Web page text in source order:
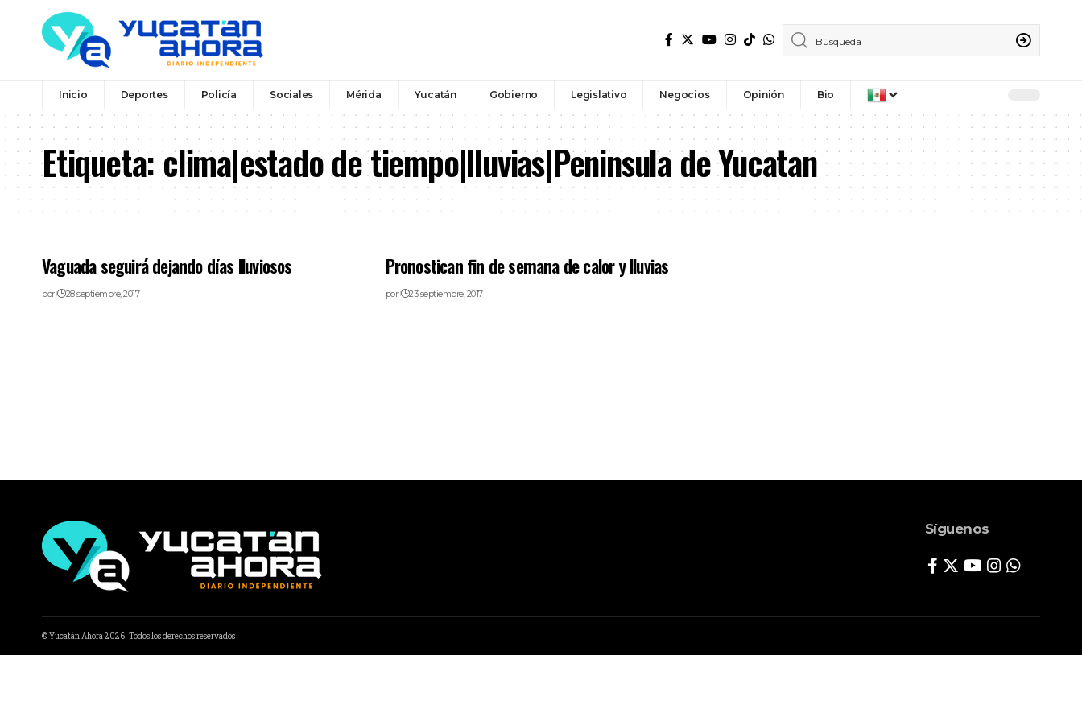
Inicio Deportes Policía Sociales Mérida Yucatán Gobierno Legislativo Negocios Opinión Bio
Etiqueta:clima|estado de tiempo|lluvias|Peninsula de Yucatan
Vaguada seguirá dejando días lluviosos
por 28 septiembre, 2017
Pronostican fin de semana de calor y lluvias
por 23 septiembre, 2017
Síguenos
© Yucatán Ahora 2026. Todos los derechos reservados